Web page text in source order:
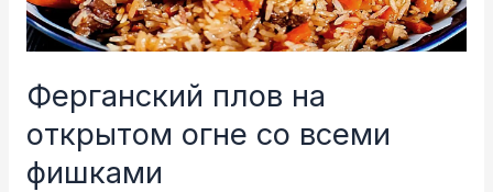
Ферганский плов на
открытом огне со всеми
фишками